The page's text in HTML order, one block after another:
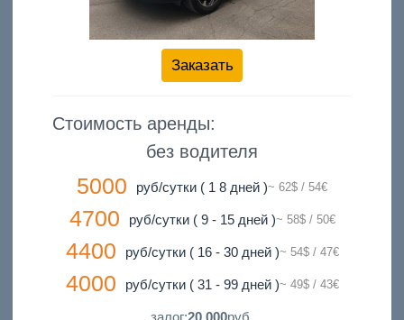
Заказать
Стоимость аренды:
без водителя
5000 руб/сутки ( 1 8 дней )~ 62$ / 54€
4700 руб/сутки ( 9 - 15 дней )~ 58$ / 50€
4400 руб/сутки ( 16 - 30 дней )~ 54$ / 47€
4000 руб/сутки ( 31 - 99 дней )~ 49$ / 43€
залог:20 000руб.